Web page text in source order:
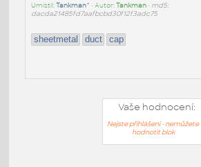
Umístil:Tankman^ • Autor:Tankman• md5:
dacda21485fd7aafbcbd30f12f3adc75
sheetmetal duct cap
Vaše hodnocení:
Nejste přihlášeni - nemůžete
hodnotit blok